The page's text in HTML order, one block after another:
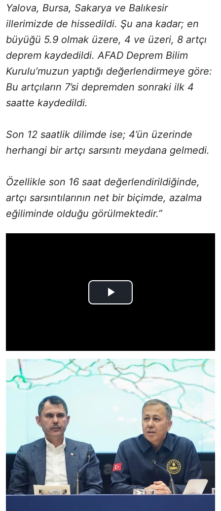
Yalova, Bursa, Sakarya ve Balıkesir
illerimizde de hissedildi. Şu ana kadar; en
büyüğü 5.9 olmak üzere, 4 ve üzeri, 8 artçı
deprem kaydedildi. AFAD Deprem Bilim
Kurulu’muzun yaptığı değerlendirmeye göre:
Bu artçıların 7’si depremden sonraki ilk 4
saatte kaydedildi.
Son 12 saatlik dilimde ise; 4’ün üzerinde
herhangi bir artçı sarsıntı meydana gelmedi.
Özellikle son 16 saat değerlendirildiğinde,
artçı sarsıntılarının net bir biçimde, azalma
eğiliminde olduğu görülmektedir.”